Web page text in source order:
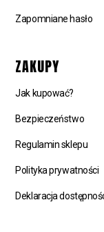
Zapomniane hasło
ZAKUPY
Jak kupować?
Bezpieczeństwo
Regulamin sklepu
Polityka prywatności
Deklaracja